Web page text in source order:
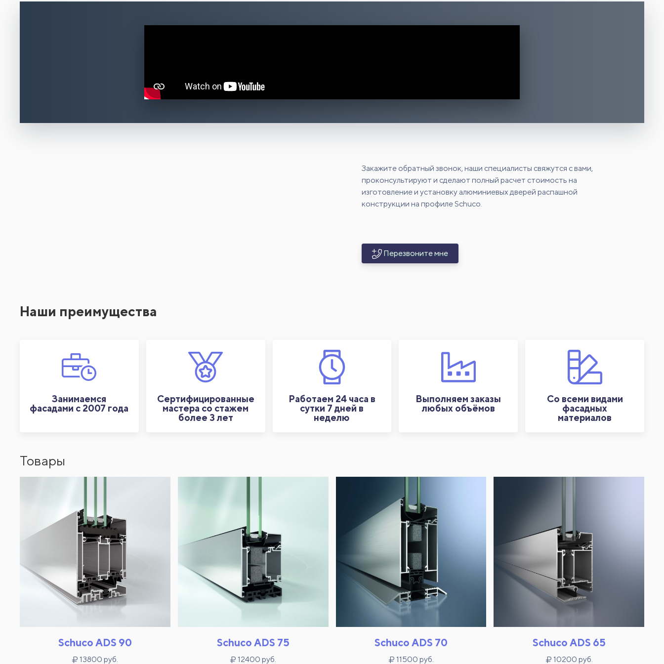
Закажите обратный звонок, наши специалисты свяжутся с вами,
проконсультируют и сделают полный расчет стоимость на
изготовление и установку алюминиевых дверей распашной
конструкции на профиле Schuco.
Перезвоните мне
Наши преимущества
Занимаемся
фасадами с 2007 года
Сертифицированные
мастера со стажем
более 3 лет
Работаем 24 часа в
сутки 7 дней в
неделю
Выполняем заказы
любых объёмов
Со всеми видами
фасадных
материалов
Товары
Schuco ADS 90
13800 руб.
Schuco ADS 75
12400 руб.
Schuco ADS 70
11500 руб.
Schuco ADS 65
10200 руб.